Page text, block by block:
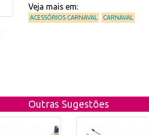
Veja mais em:
ACESSÓRIOS CARNAVAL CARNAVAL
Outras Sugestões